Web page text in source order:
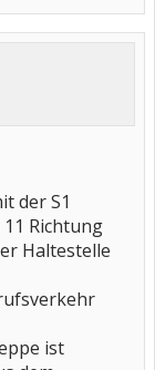
der S1
Richtung
Haltestelle
ist